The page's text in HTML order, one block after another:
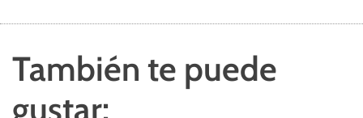
También te puede
gustar: